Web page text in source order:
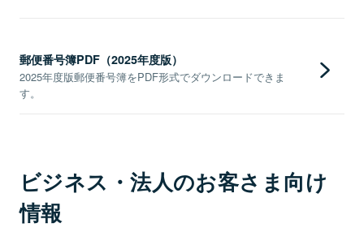
郵便番号簿PDF（2025年度版）
2025年度版郵便番号簿をPDF形式でダウンロードできま
す。
ビジネス・法人のお客さま向け
情報